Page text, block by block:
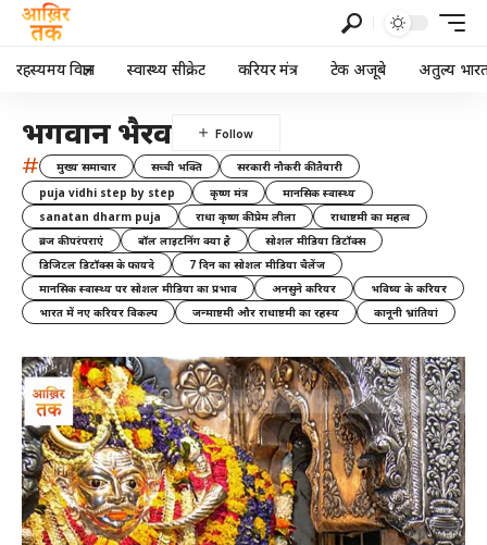
रहस्यमय विज्ञान स्वास्थ्य सीक्रेट करियर मंत्र टेक अजूबे अतुल्य
भगवान भैरव
# मुख्य समाचार सच्ची भक्ति
सरकारी नौकरी की तैयारी
puja vidhi step by step
कृष्ण मंत्र
मानसिक स्वास्थ्य
sanatan dharm puja
राधा कृष्ण की प्रेम लीला
राधाष्टमी का महत्व
ब्रज की परंपराएं
बॉल लाइटनिंग क्या है
सोशल मीडिया डिटॉक्स
डिजिटल डिटॉक्स के फायदे
7 दिन का सोशल मीडिया चैलेंज
मानसिक स्वास्थ्य पर सोशल मीडिया का प्रभाव
अनसुने करियर
भविष्य के करियर
भारत में नए करियर विकल्प
जन्माष्टमी और राधाष्टमी का रहस्य कानूनी भ्रांतियां